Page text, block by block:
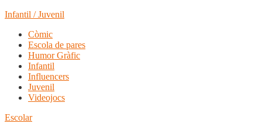
Infantil / Juvenil
Còmic
Escola de pares
Humor Gràfic
Infantil
Influencers
Juvenil
Videojocs
Escolar